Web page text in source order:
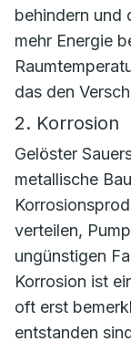
behindern und
mehr Energie
das den
2. Korrosion
Gelöster
metallische
verteilen,
ungünstigen
Korrosion ist
oft erst
entstanden